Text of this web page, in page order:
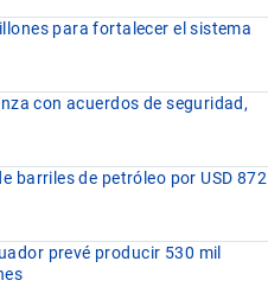
para fortalecer el sistema
con acuerdos de seguridad,
barriles de petróleo por USD 872
prevé producir 530 mil